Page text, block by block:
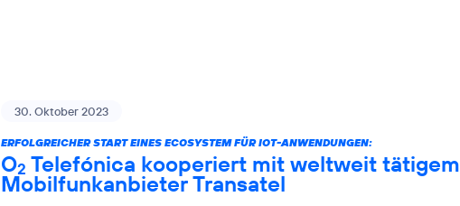
30. Oktober 2023
ERFOLGREICHER START EINES ECOSYSTEM FÜR IOT-ANWENDUNGEN:
O2 Telefónica kooperiert mit weltweit tätigem
Mobilfunkanbieter Transatel